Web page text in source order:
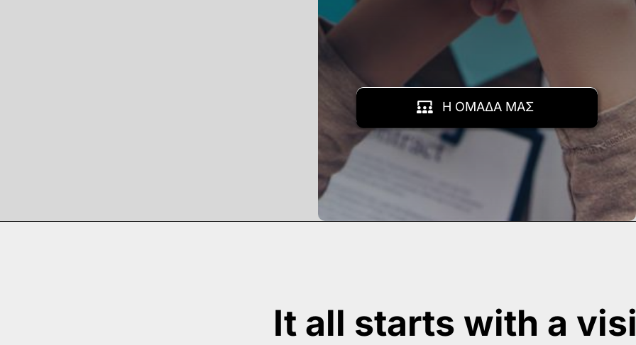
Η ΟΜΑΔΑ ΜΑΣ
It all starts with a